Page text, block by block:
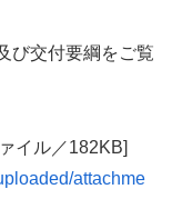
び交付要綱をご覧
イル／182KB]
attachme